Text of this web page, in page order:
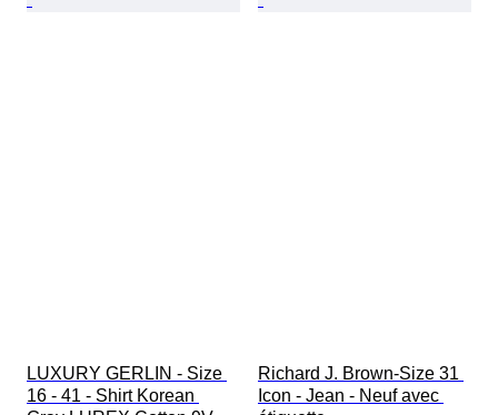
LUXURY GERLIN - Size
16 - 41 - Shirt Korean
Richard J. Brown-Size 31
Icon - Jean - Neuf avec